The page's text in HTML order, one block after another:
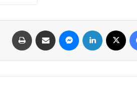
فيسبوك لينكدإن ماسنجر مشاركة عبر البريد